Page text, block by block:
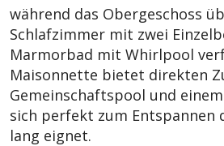
während das Obergeschoss
Schlafzimmer mit zwei
Marmorbad mit Whirlpool
Maisonnette bietet direkten
Gemeinschaftspool und
sich perfekt zum Entspannen
lang eignet.